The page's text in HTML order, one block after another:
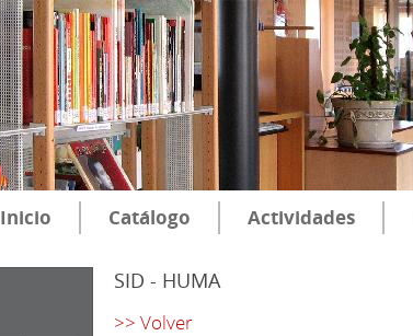
Inicio Catálogo Actividades
SID - HUMA
>> Volver